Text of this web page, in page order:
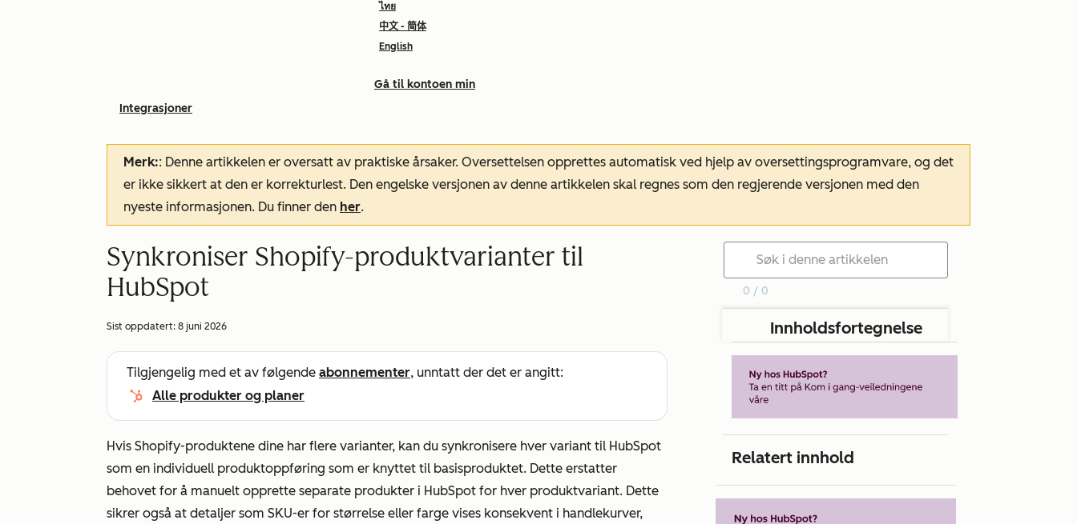
ไทย
中文 - 简体
English
Gå til kontoen min
Integrasjoner
Merk:: Denne artikkelen er oversatt av praktiske årsaker. Oversettelsen opprettes automatisk ved hjelp av oversettingsprogramvare, og det
er ikke sikkert at den er korrekturlest. Den engelske versjonen av denne artikkelen skal regnes som den regjerende versjonen med den
nyeste informasjonen. Du finner den her.
Synkroniser Shopify-produktvarianter til
HubSpot
Sist oppdatert: 8 juni 2026
Tilgjengelig med et av følgende abonnementer, unntatt der det er angitt:
Alle produkter og planer
Hvis Shopify-produktene dine har flere varianter, kan du synkronisere hver variant til HubSpot
som en individuell produktoppføring som er knyttet til basisproduktet. Dette erstatter
behovet for å manuelt opprette separate produkter i HubSpot for hver produktvariant. Dette
sikrer også at detaljer som SKU-er for størrelse eller farge vises konsekvent i handlekurver,
0 / 0
Innholdsfortegnelse
Relatert innhold